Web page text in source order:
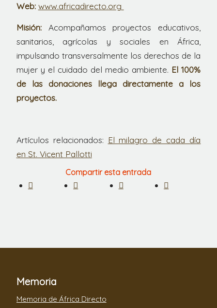
Web: www.africadirecto.org
Misión: Acompañamos proyectos educativos,
sanitarios, agrícolas y sociales en África,
impulsando transversalmente los derechos de la
mujer y el cuidado del medio ambiente. El 100%
de las donaciones llega directamente a los
proyectos.
Artículos relacionados: El milagro de cada día
en St. Vicent Pallotti
Compartir esta entrada
Memoria
Memoria de África Directo